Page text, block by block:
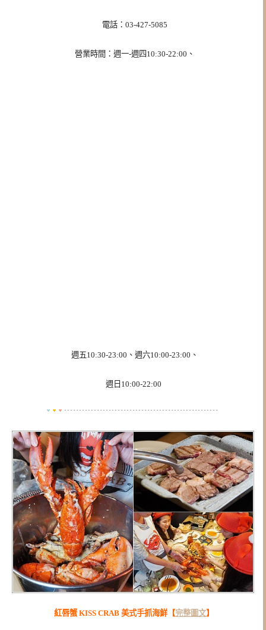
電話：03-427-5085
營業時間：週一-週四10:30-22:00、
週五10:30-23:00、週六10:00-23:00、
週日10:00-22:00
紅唇蟹 KISS CRAB 美式手抓海鮮【完整圖文】